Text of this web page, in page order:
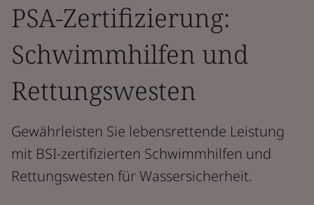
PSA-Zertifizierung:
Schwimmhilfen und
Rettungswesten
Gewährleisten Sie lebensrettende Leistung
mit BSI-zertifizierten Schwimmhilfen und
Rettungswesten für Wassersicherheit.